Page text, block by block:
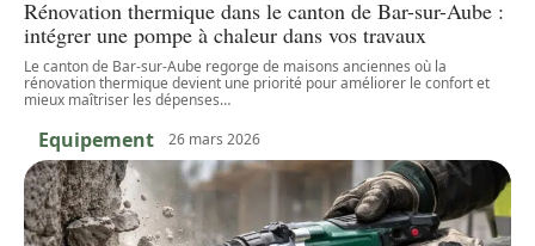
Rénovation thermique dans le canton de Bar-sur-Aube :
intégrer une pompe à chaleur dans vos travaux
Le canton de Bar-sur-Aube regorge de maisons anciennes où la
rénovation thermique devient une priorité pour améliorer le confort et
mieux maîtriser les dépenses…
Equipement 26 mars 2026